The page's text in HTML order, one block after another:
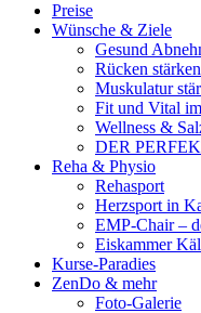
Preise
Wünsche & Ziele
Gesund
Rücken
Muskulatur
Fit und Vital
Wellness &
DER
Reha & Physio
Rehasport
Herzsport in
EMP-Chair –
Eiskammer
Kurse-Paradies
ZenDo & mehr
Foto-Galerie